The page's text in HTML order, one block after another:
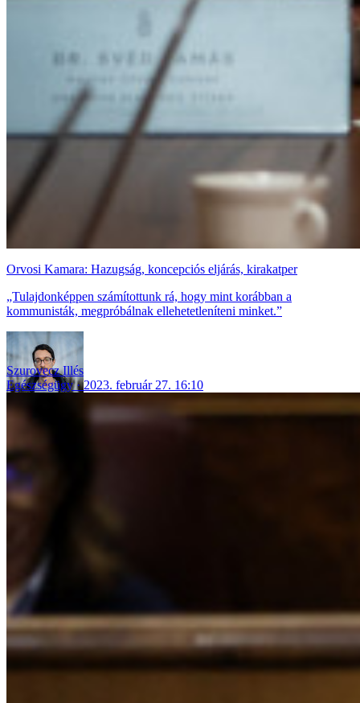
Orvosi Kamara: Hazugság, koncepciós eljárás, kirakatper
„Tulajdonképpen számítottunk rá, hogy mint korábban a
kommunisták, megpróbálnak ellehetetleníteni minket.”
Szurovecz Illés
Egészségügy
2023. február 27. 16:10